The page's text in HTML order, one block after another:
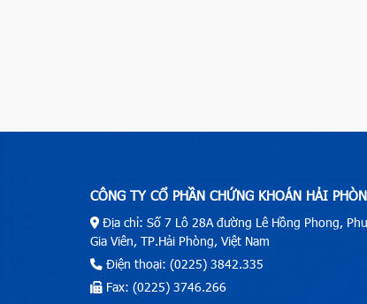
CÔNG TY CỔ PHẦN CHỨNG KHOÁN HẢI
Địa chỉ: Số 7 Lô 28A đường Lê Hồng Phong,
Gia Viên, TP.Hải Phòng, Việt Nam
Điện thoại: (0225) 3842.335
Fax: (0225) 3746.266